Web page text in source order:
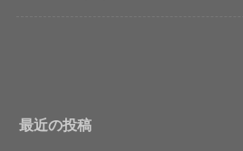
最近の投稿